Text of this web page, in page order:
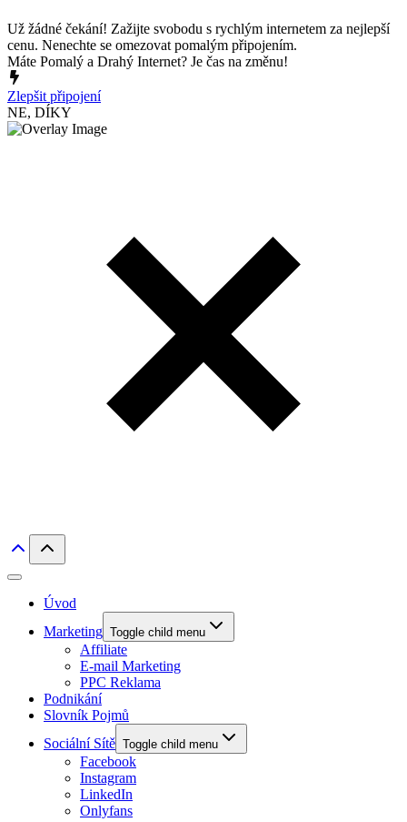
Už žádné čekání! Zažijte svobodu s rychlým internetem za nejlepší
cenu. Nenechte se omezovat pomalým připojením.
Máte Pomalý a Drahý Internet? Je čas na změnu!
Zlepšit připojení
NE, DÍKY
Úvod
Marketing Toggle child menu
Affiliate
E-mail Marketing
PPC Reklama
Podnikání
Slovník Pojmů
Sociální Sítě Toggle child menu
Facebook
Instagram
LinkedIn
Onlyfans